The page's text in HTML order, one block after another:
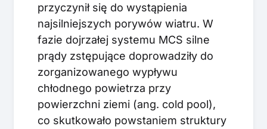
przyczynił się do wystąpienia
najsilniejszych porywów wiatru. W
fazie dojrzałej systemu MCS silne
prądy zstępujące doprowadziły do
zorganizowanego wypływu
chłodnego powietrza przy
powierzchni ziemi (ang. cold pool),
co skutkowało powstaniem struktury